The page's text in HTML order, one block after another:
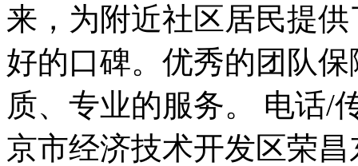
来，为附近社区居民提
好的口碑。优秀的团队
质、专业的服务。 电话/
京市经济技术开发区荣